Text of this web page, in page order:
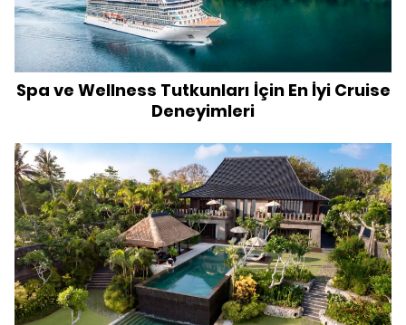
Spa ve Wellness Tutkunları İçin En İyi Cruise
Deneyimleri